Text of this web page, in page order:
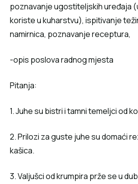
poznavanje ugostiteljskih uređaja
koriste u kuharstvu), ispitivanje
namirnica, poznavanje receptura,
-opis poslova radnog mjesta
Pitanja:
1. Juhe su bistri i tamni temeljci od
2. Prilozi za guste juhe su domaći
kašica.
3. Valjušci od krumpira prže se u